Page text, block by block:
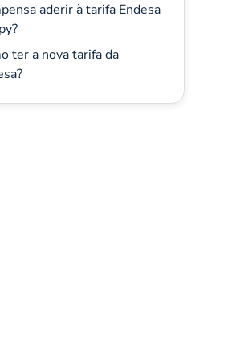
aderir à tarifa Endesa
ter a nova tarifa da